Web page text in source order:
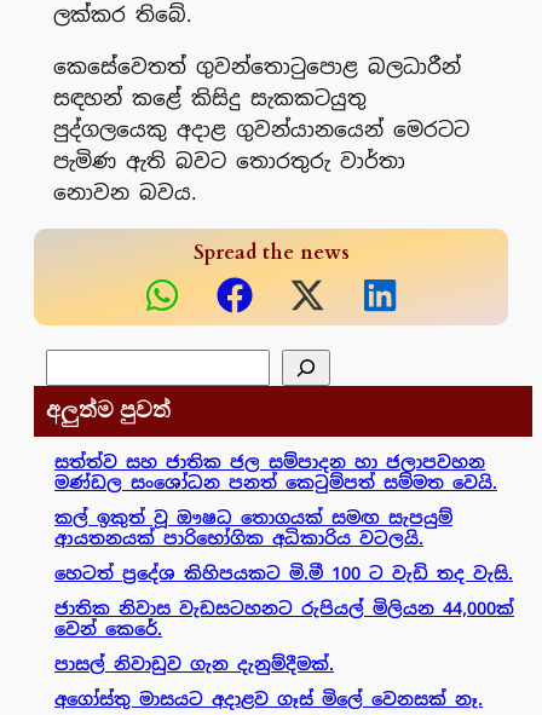
ලක්කර තිබේ.
කෙසේවෙතත් ගුවන්තොටුපොළ බලධාරීන්
සඳහන් කළේ කිසිදු සැකකටයුතු
පුද්ගලයෙකු අදාළ ගුවන්යානයෙන් මෙරටට
පැමිණ ඇති බවට තොරතුරු වාර්තා
නොවන බවය.
Spread the news
අලුත්ම පුවත්
සත්ත්ව සහ ජාතික ජල සම්පාදන හා ජලාපවහන
මණ්ඩල සංශෝධන පනත් කෙටුම්පත් සම්මත වෙයි.
කල් ඉකුත් වූ ඖෂධ තොගයක් සමඟ සැපයුම්
ආයතනයක් පාරිභෝගික අධිකාරිය වටලයි.
හෙටත් ප්‍රදේශ කිහිපයකට මි.මී 100 ට වැඩි තද වැසි.
ජාතික නිවාස වැඩසටහනට රුපියල් මිලියන 44,000ක්
වෙන් කෙරේ.
පාසල් නිවාඩුව ගැන දැනුම්දීමක්.
අගෝස්තු මාසයට අදාළව ගෑස් මිලේ වෙනසක් නෑ.